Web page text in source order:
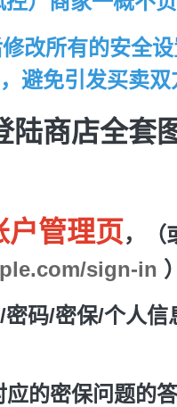
改所有的安全
避免引发买卖双
陆商店全套
户管理页，（
sign-in
码/密保/个人
的密保问题的